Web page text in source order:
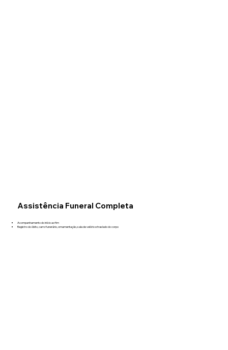
Assistência Funeral Completa
Acompanhamento do início ao fim
Registro do óbito, carro funerário, ornamentação, sala de velório e traslado do corpo